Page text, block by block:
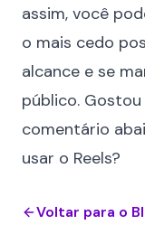
assim, você
o mais cedo
alcance e se
público.
comentário
usar o Reels?
Voltar para o